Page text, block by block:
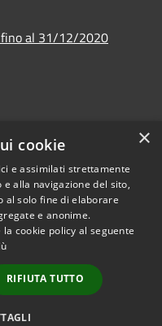
al 31/12/2020
© 2026 • Comune di
Teramo • Powered by
Municipium• Accesso
×
cookie
e assimilati strettamente
alla navigazione del sito,
al solo fine di elaborare
e anonime.
cookie policy al seguente
RIFIUTA TUTTO